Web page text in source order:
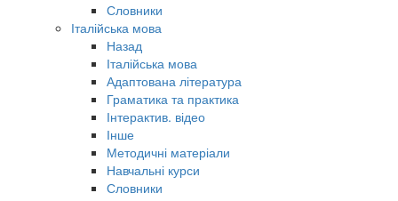
Словники
Італійська мова
Назад
Італійська мова
Адаптована література
Граматика та практика
Інтерактив. відео
Інше
Методичні матеріали
Навчальні курси
Словники